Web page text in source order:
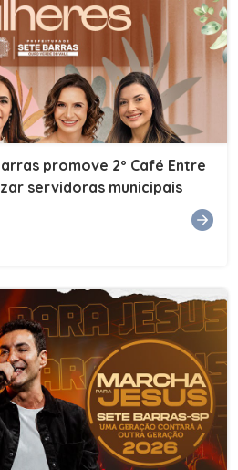
promove 2º Café Entre
servidoras municipais